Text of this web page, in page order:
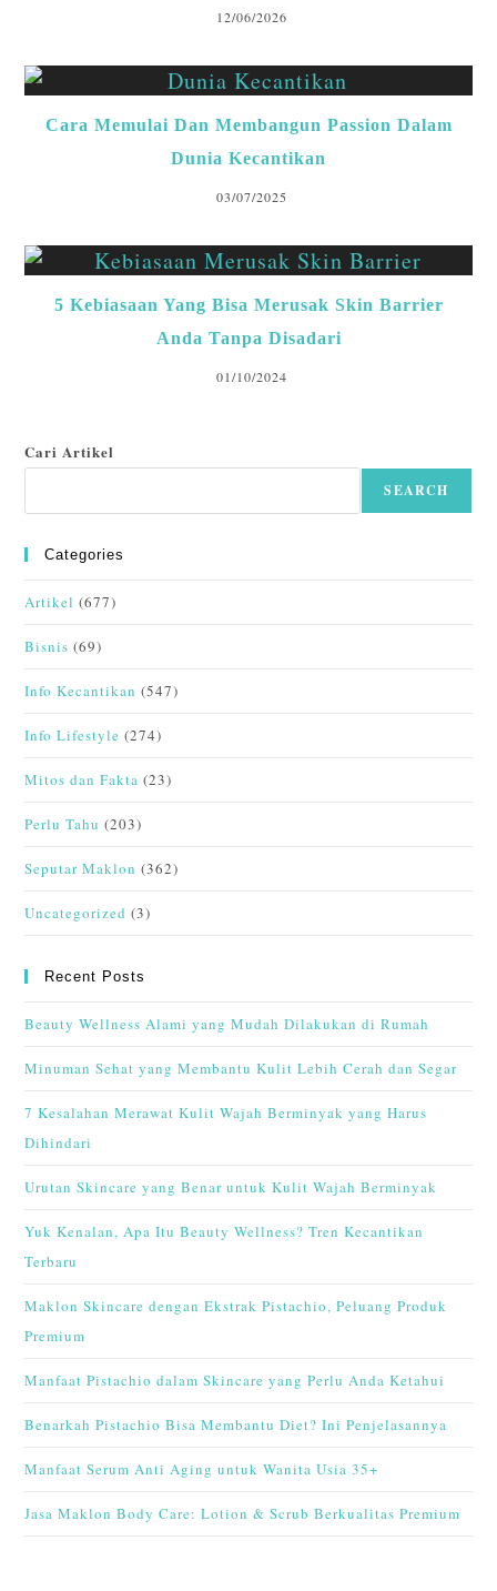
12/06/2026
Cara Memulai Dan Membangun Passion Dalam
Dunia Kecantikan
03/07/2025
5 Kebiasaan Yang Bisa Merusak Skin Barrier
Anda Tanpa Disadari
01/10/2024
Cari Artikel
SEARCH
Categories
Artikel (677)
Bisnis (69)
Info Kecantikan (547)
Info Lifestyle (274)
Mitos dan Fakta (23)
Perlu Tahu (203)
Seputar Maklon (362)
Uncategorized (3)
Recent Posts
Beauty Wellness Alami yang Mudah Dilakukan di Rumah
Minuman Sehat yang Membantu Kulit Lebih Cerah dan Segar
7 Kesalahan Merawat Kulit Wajah Berminyak yang Harus
Dihindari
Urutan Skincare yang Benar untuk Kulit Wajah Berminyak
Yuk Kenalan, Apa Itu Beauty Wellness? Tren Kecantikan
Terbaru
Maklon Skincare dengan Ekstrak Pistachio, Peluang Produk
Premium
Manfaat Pistachio dalam Skincare yang Perlu Anda Ketahui
Benarkah Pistachio Bisa Membantu Diet? Ini Penjelasannya
Manfaat Serum Anti Aging untuk Wanita Usia 35+
Jasa Maklon Body Care: Lotion & Scrub Berkualitas Premium